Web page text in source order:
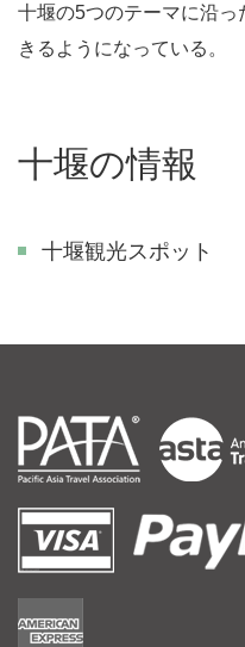
十堰の5つのテーマに沿
きるようになっている。
十堰の情報
十堰観光スポット